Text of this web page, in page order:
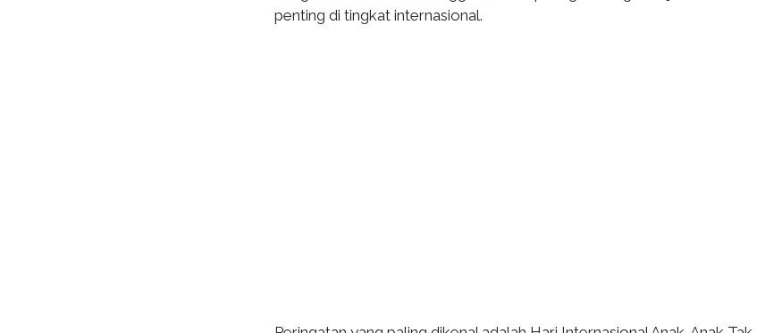
penting di tingkat internasional.